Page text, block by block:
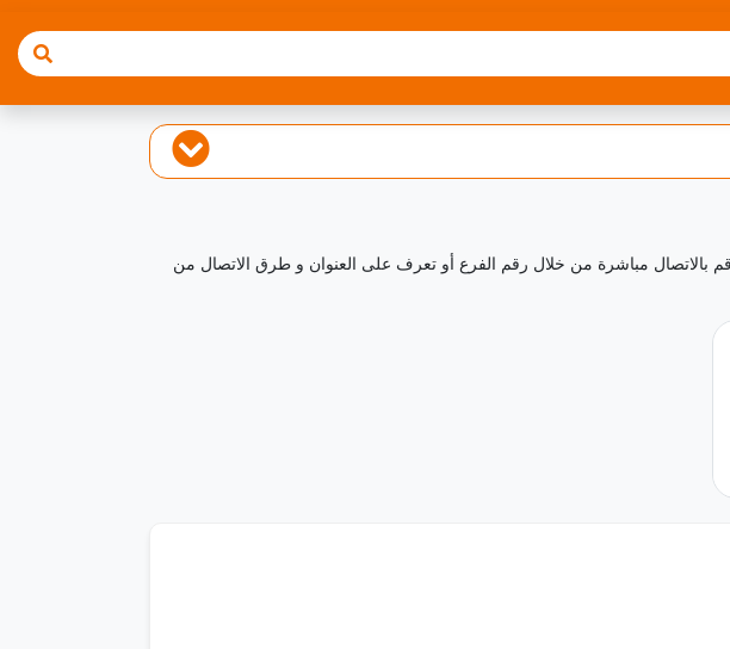
بالاتصال مباشرة من خلال رقم الفرع أو تعرف على العنوان و طرق الاتصال من